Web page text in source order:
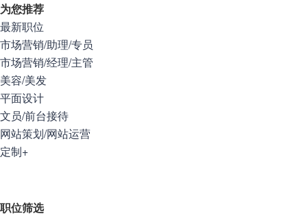
为您推荐
最新职位
市场营销/助理/专员
市场营销/经理/主管
美容/美发
平面设计
文员/前台接待
网站策划/网站运营
定制+
职位筛选